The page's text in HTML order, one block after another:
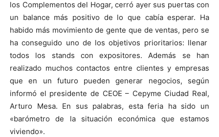
los Complementos del Hogar, cerró ayer sus puertas con
un balance más positivo de lo que cabía esperar. Ha
habido más movimiento de gente que de ventas, pero se
ha conseguido uno de los objetivos prioritarios: llenar
todos los stands con expositores. Además se han
realizado muchos contactos entre clientes y empresas
que en un futuro pueden generar negocios, según
informó el presidente de CEOE – Cepyme Ciudad Real,
Arturo Mesa. En sus palabras, esta feria ha sido un
«barómetro de la situación económica que estamos
viviendo».